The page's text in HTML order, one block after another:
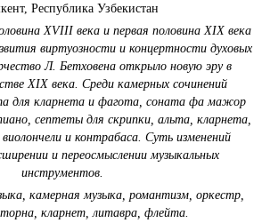
Республика Узбекистан
XVIIIвека и первая половина XIXвека
виртуозности и концертности духовых
Л. Бетховена открыло новую эру в
XIXвека. Среди камерных сочинений
для кларнета и фагота, соната фа мажор
септеты для скрипки, альта, кларнета,
и контрабаса. Суть изменений
и переосмыслении музыкальных
инструментов.
камерная музыка, романтизм, оркестр,
кларнет, литавра, флейта.